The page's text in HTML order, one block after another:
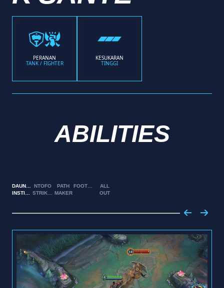
PERANAN
TANK / FIGHTER
KESUKARAN
TINGGI
ABILITIES
DAUNTLESSNTOFO
PATH
MAKER
ALL
OUT